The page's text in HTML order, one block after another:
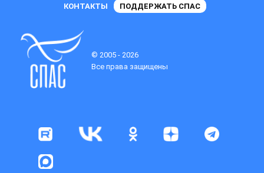
КОНТАКТЫ
ПОДДЕРЖАТЬ СПАС
© 2005 - 2026
Все права защищены